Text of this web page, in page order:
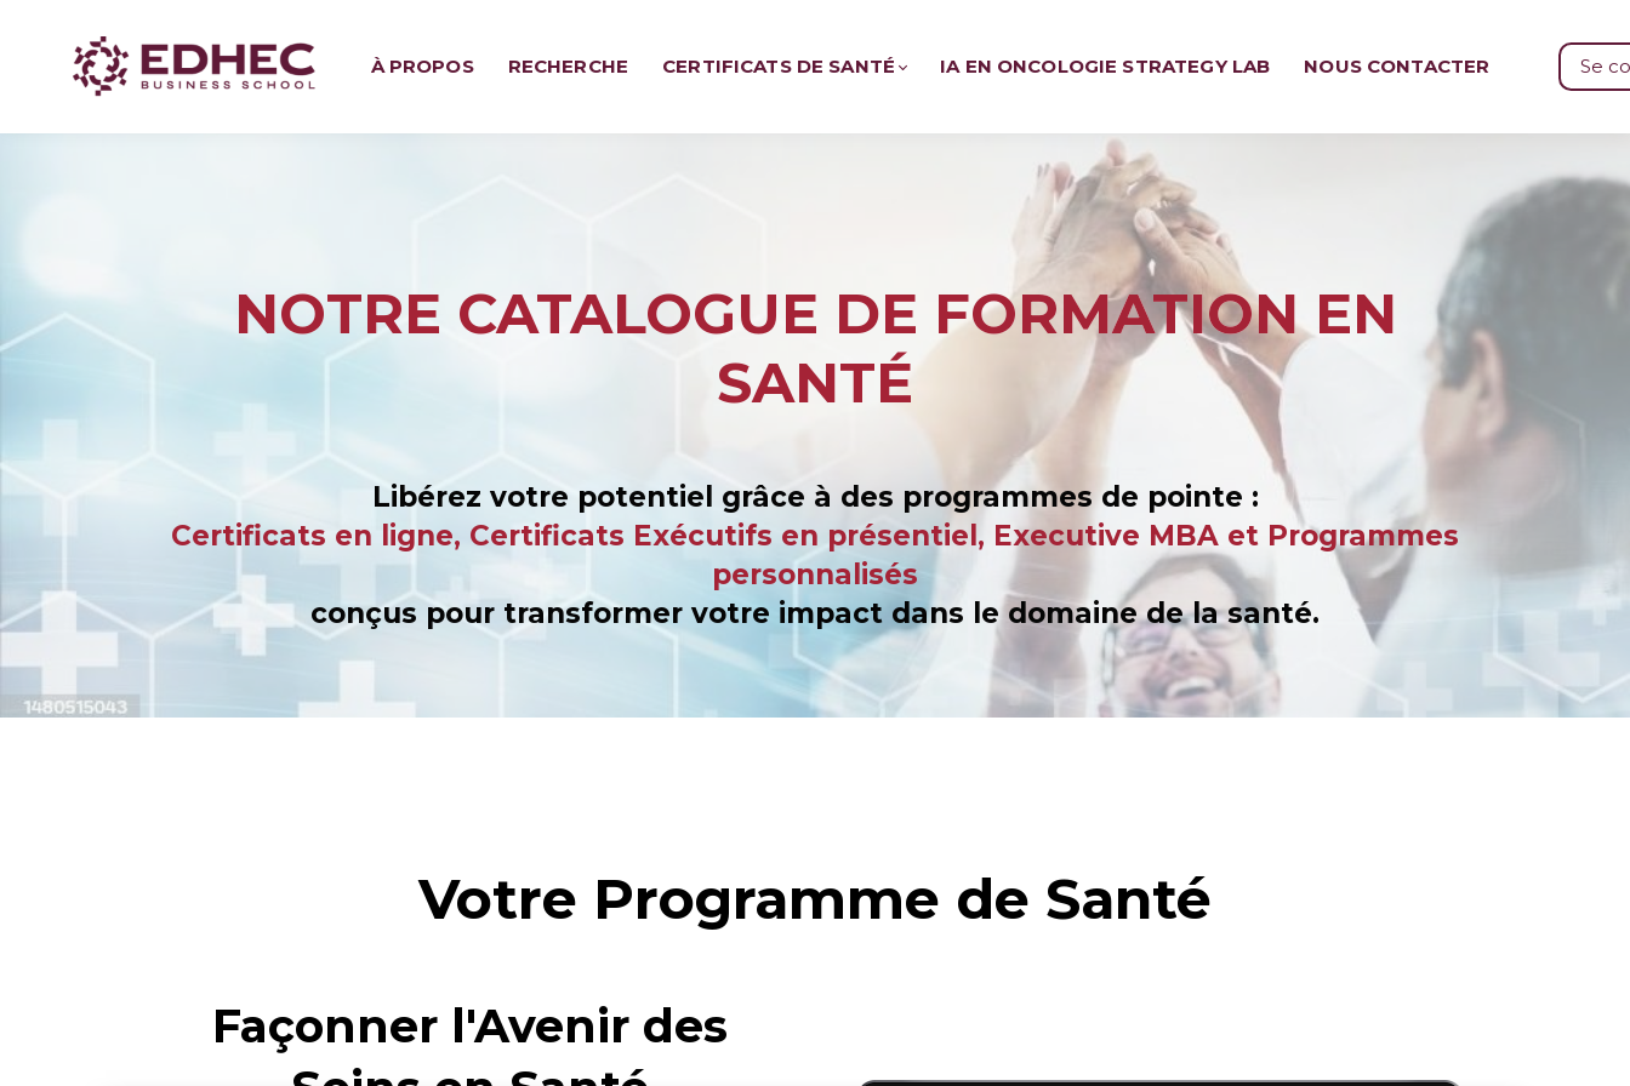
À PROPOS RECHERCHE CERTIFICATS DE SANTÉ IA EN ONCOLOGIE STRATEGY LAB NOUS CONTACTER Se
NOTRE CATALOGUE DE FORMATION EN
SANTÉ
Libérez votre potentiel grâce à des programmes de pointe :
Certificats en ligne, Certificats Exécutifs en présentiel, Executive MBA et Programmes
personnalisés
conçus pour transformer votre impact dans le domaine de la santé.
Votre Programme de Santé
Façonner l'Avenir des